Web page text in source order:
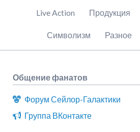
Live Action Продукция
Символизм Разное
Общение фанатов
Форум Сейлор-Галактики
Группа ВКонтакте